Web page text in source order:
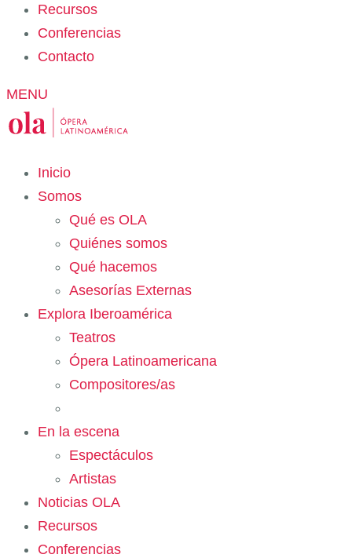
Recursos
Conferencias
Contacto
MENU
Inicio
Somos
Qué es OLA
Quiénes somos
Qué hacemos
Asesorías Externas
Explora Iberoamérica
Teatros
Ópera Latinoamericana
Compositores/as
En la escena
Espectáculos
Artistas
Noticias OLA
Recursos
Conferencias